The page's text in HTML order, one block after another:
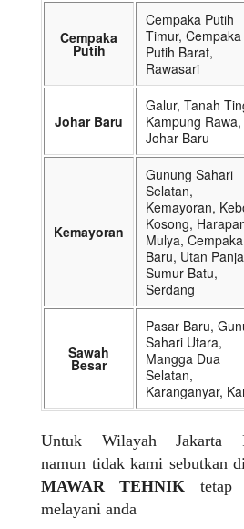
Cempaka
Putih
Cempaka Putih
Timur, Cempaka
Putih Barat,
Rawasari
Johar Baru
Galur, Tanah
Kampung Rawa,
Johar Baru
Kemayoran
Gunung Sahari
Selatan,
Kemayoran,
Kosong,
Mulya, Cempaka
Baru, Utan
Sumur Batu,
Serdang
Sawah
Besar
Pasar Baru,
Sahari Utara,
Mangga Dua
Selatan,
Karanganyar,
Untuk Wilayah Jakarta
namun tidak kami sebutkan
MAWAR TEHNIK tetap
melayani anda